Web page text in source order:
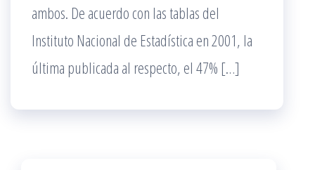
ambos. De acuerdo con las tablas del
Instituto Nacional de Estadística en 2001, la
última publicada al respecto, el 47% […]